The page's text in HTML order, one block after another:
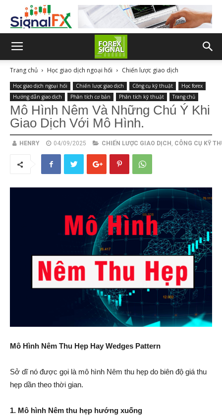
Trang chủ Học giao dịch ngoại hối Chiến lược giao dịch
Học giao dịch ngoại hối Chiến lược giao dịch Công cụ kỹ thuật
Học forex
Hướng dẫn giao dịch
Phân tích cơ bản Phân tích kỹ thuật Trang chủ
Mô Hình Nêm Và Những Chú Ý Khi
Giao Dịch Với Mô Hình.
HENRY 04/09/2025 CHIẾN LƯỢC GIAO DỊCH , CÔNG CỤ KỸ
Mô Hình Nêm Thu Hẹp Hay Wedges Pattern
Sở dĩ nó được gọi là mô hình Nêm thu hẹp do biên độ giá thu
hẹp dần theo thời gian.
1. Mô hình Nêm thu hẹp hướng xuống